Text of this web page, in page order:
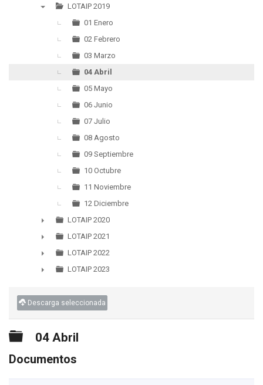
►
LOTAIP 2019
01 Enero
02 Febrero
03 Marzo
04 Abril
05 Mayo
06 Junio
07 Julio
08 Agosto
09 Septiembre
10 Octubre
11 Noviembre
12 Diciembre
►
LOTAIP 2020
►
LOTAIP 2021
►
LOTAIP 2022
LOTAIP 2023
Descarga seleccionada
Carpeta
04 Abril
Documentos